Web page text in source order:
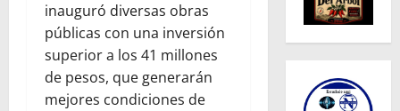
inauguró diversas obras
públicas con una inversión
superior a los 41 millones
de pesos, que generarán
mejores condiciones de